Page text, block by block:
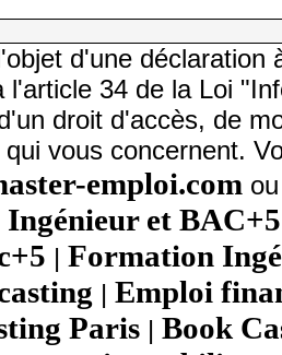
d'une déclaration
l'article 34 de la Loi
droit d'accès, de
qui vous concernent.
emploi.com
Ingénieur et
| Formation
| Emploi
Paris | Book